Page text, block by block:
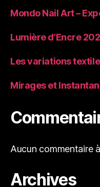
Mondo Nail Art –
Lumière d’Encre
Les variations
Mirages et
Aucun commentaire
Archives